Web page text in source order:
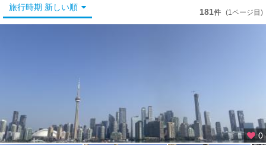
ロ
ー
ィ
ス
ラ
旅行時期 新しい順 181件 (1ページ目)
0